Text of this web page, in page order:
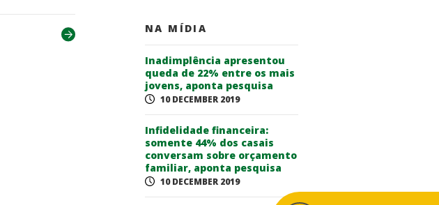
NA MÍDIA
Inadimplência apresentou
queda de 22% entre os mais
jovens, aponta pesquisa
10 DECEMBER 2019
Infidelidade financeira:
somente 44% dos casais
conversam sobre orçamento
familiar, aponta pesquisa
10 DECEMBER 2019